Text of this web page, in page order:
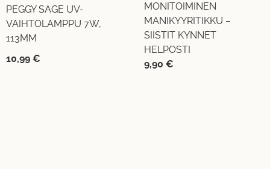
PEGGY SAGE UV-
VAIHTOLAMPPU 7W,
113MM
10,99 €
MONITOIMINEN
MANIKYYRITIKKU –
SIISTIT KYNNET
HELPOSTI
9,90 €